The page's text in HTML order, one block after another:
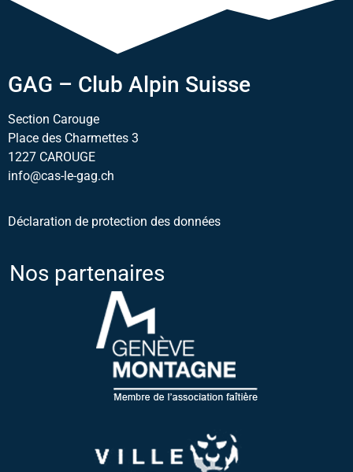
GAG – Club Alpin Suisse
Section Carouge
Place des Charmettes 3
1227 CAROUGE
info@cas-le-gag.ch
Déclaration de protection des données
Nos partenaires